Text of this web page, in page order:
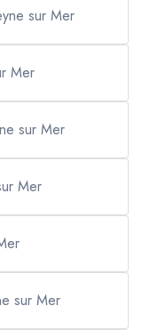
sur Mer
Mer
sur Mer
Mer
sur Mer